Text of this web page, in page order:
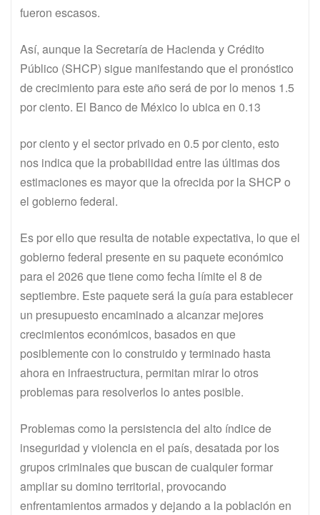
fueron escasos.
Así, aunque la Secretaría de Hacienda y Crédito
Público (SHCP) sigue manifestando que el pronóstico
de crecimiento para este año será de por lo menos 1.5
por ciento. El Banco de México lo ubica en 0.13
por ciento y el sector privado en 0.5 por ciento, esto
nos indica que la probabilidad entre las últimas dos
estimaciones es mayor que la ofrecida por la SHCP o
el gobierno federal.
Es por ello que resulta de notable expectativa, lo que el
gobierno federal presente en su paquete económico
para el 2026 que tiene como fecha límite el 8 de
septiembre. Este paquete será la guía para establecer
un presupuesto encaminado a alcanzar mejores
crecimientos económicos, basados en que
posiblemente con lo construido y terminado hasta
ahora en infraestructura, permitan mirar lo otros
problemas para resolverlos lo antes posible.
Problemas como la persistencia del alto índice de
inseguridad y violencia en el país, desatada por los
grupos criminales que buscan de cualquier formar
ampliar su domino territorial, provocando
enfrentamientos armados y dejando a la población en